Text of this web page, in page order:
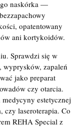
naskórka —
opatentowany
ani kortykoidów.
Sprawdzi się w
wyprysków, zapaleń
jako preparat
czy otarcia.
estetycznej
czy laseroterapia. Co
REHA Special z